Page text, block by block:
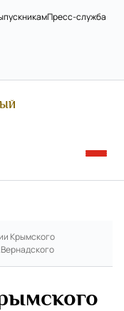
Пресс-служба
Крымского